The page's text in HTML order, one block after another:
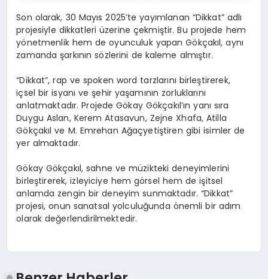
Son olarak, 30 Mayıs 2025’te yayımlanan “Dikkat” adlı
projesiyle dikkatleri üzerine çekmiştir. Bu projede hem
yönetmenlik hem de oyunculuk yapan Gökçakıl, aynı
zamanda şarkının sözlerini de kaleme almıştır.
“Dikkat”, rap ve spoken word tarzlarını birleştirerek,
içsel bir isyanı ve şehir yaşamının zorluklarını
anlatmaktadır. Projede Gökay Gökçakıl’ın yanı sıra
Duygu Aslan, Kerem Atasavun, Zejne Xhafa, Atilla
Gökçakıl ve M. Emrehan Ağaçyetiştiren gibi isimler de
yer almaktadır.
Gökay Gökçakıl, sahne ve müzikteki deneyimlerini
birleştirerek, izleyiciye hem görsel hem de işitsel
anlamda zengin bir deneyim sunmaktadır. “Dikkat”
projesi, onun sanatsal yolculuğunda önemli bir adım
olarak değerlendirilmektedir.